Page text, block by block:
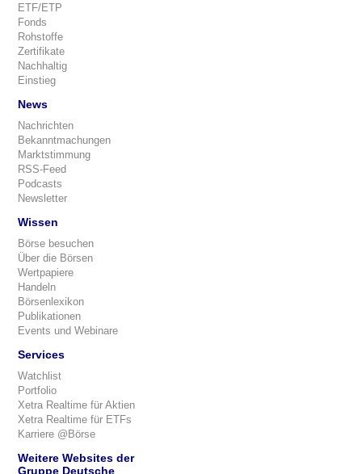
ETF/ETP
Fonds
Rohstoffe
Zertifikate
Nachhaltig
Einstieg
News
Nachrichten
Bekanntmachungen
Marktstimmung
RSS-Feed
Podcasts
Newsletter
Wissen
Börse besuchen
Über die Börsen
Wertpapiere
Handeln
Börsenlexikon
Publikationen
Events und Webinare
Services
Watchlist
Portfolio
Xetra Realtime für Aktien
Xetra Realtime für ETFs
Karriere @Börse
Weitere Websites der
Gruppe Deutsche